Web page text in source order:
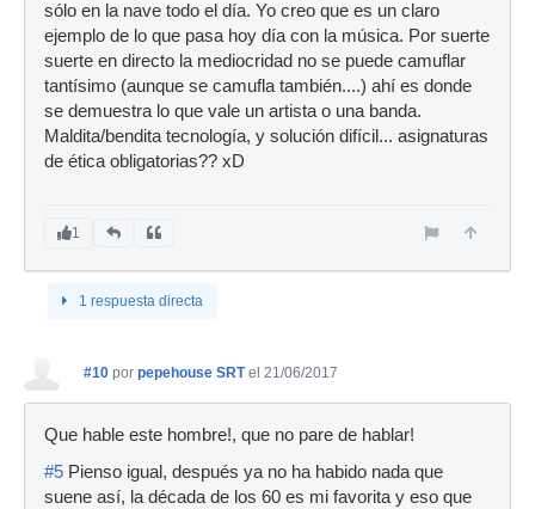
sólo en la nave todo el día. Yo creo que es un claro
ejemplo de lo que pasa hoy día con la música. Por suerte
suerte en directo la mediocridad no se puede camuflar
tantísimo (aunque se camufla también....) ahí es donde
se demuestra lo que vale un artista o una banda.
Maldita/bendita tecnología, y solución difícil... asignaturas
de ética obligatorias?? xD
1
1 respuesta directa
#10 por pepehouse SRT el 21/06/2017
Que hable este hombre!, que no pare de hablar!
#5 Pienso igual, después ya no ha habido nada que
suene así, la década de los 60 es mi favorita y eso que